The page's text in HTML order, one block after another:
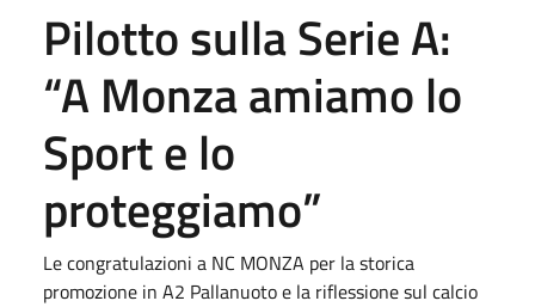
Pilotto sulla Serie A:
“A Monza amiamo lo
Sport e lo
proteggiamo”
Le congratulazioni a NC MONZA per la storica
promozione in A2 Pallanuoto e la riflessione sul calcio